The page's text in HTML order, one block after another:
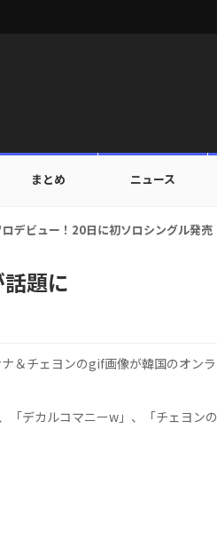
まとめ ニュース
真でも完璧なビジュアル！
題に
＆チェヨンのgif画像が韓国のオンラ
「デカルコマニーw」、「チェヨンの